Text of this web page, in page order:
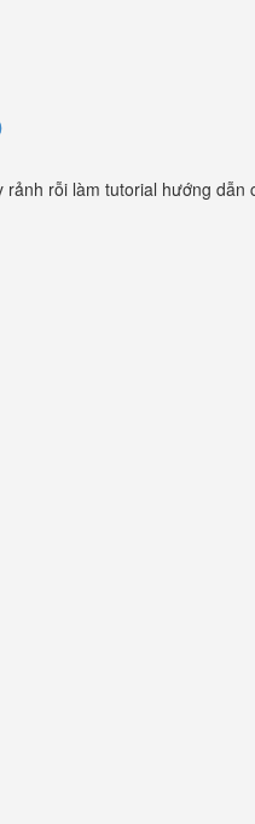
rỗi làm tutorial hướng dẫn